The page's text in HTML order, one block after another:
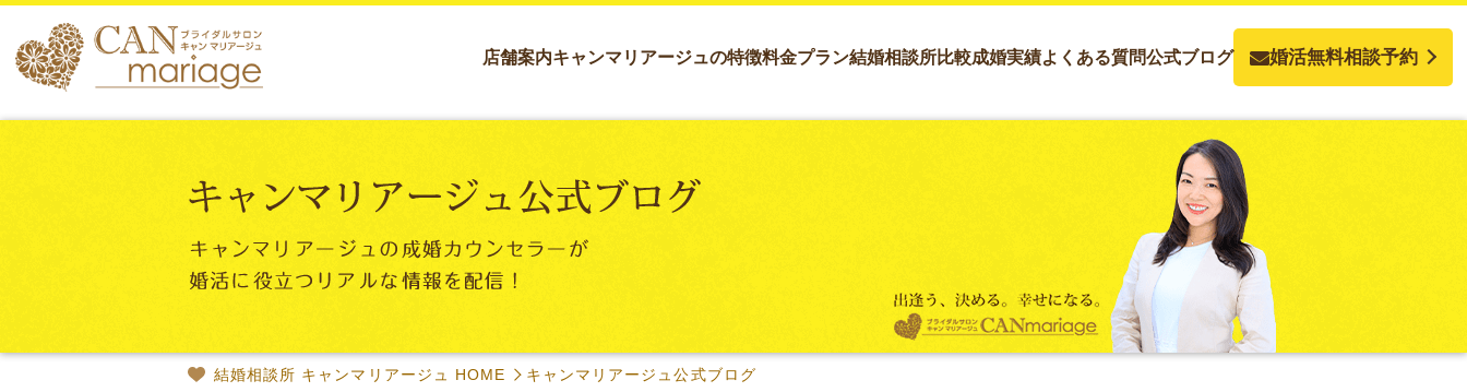
店舗案内キャンマリアージュの特徴料金プラン結婚相談所比較成婚実績よくある質問公式ブログ 婚活無料相談予約
結婚相談所 キャンマリアージュ HOME キャンマリアージュ公式ブログ